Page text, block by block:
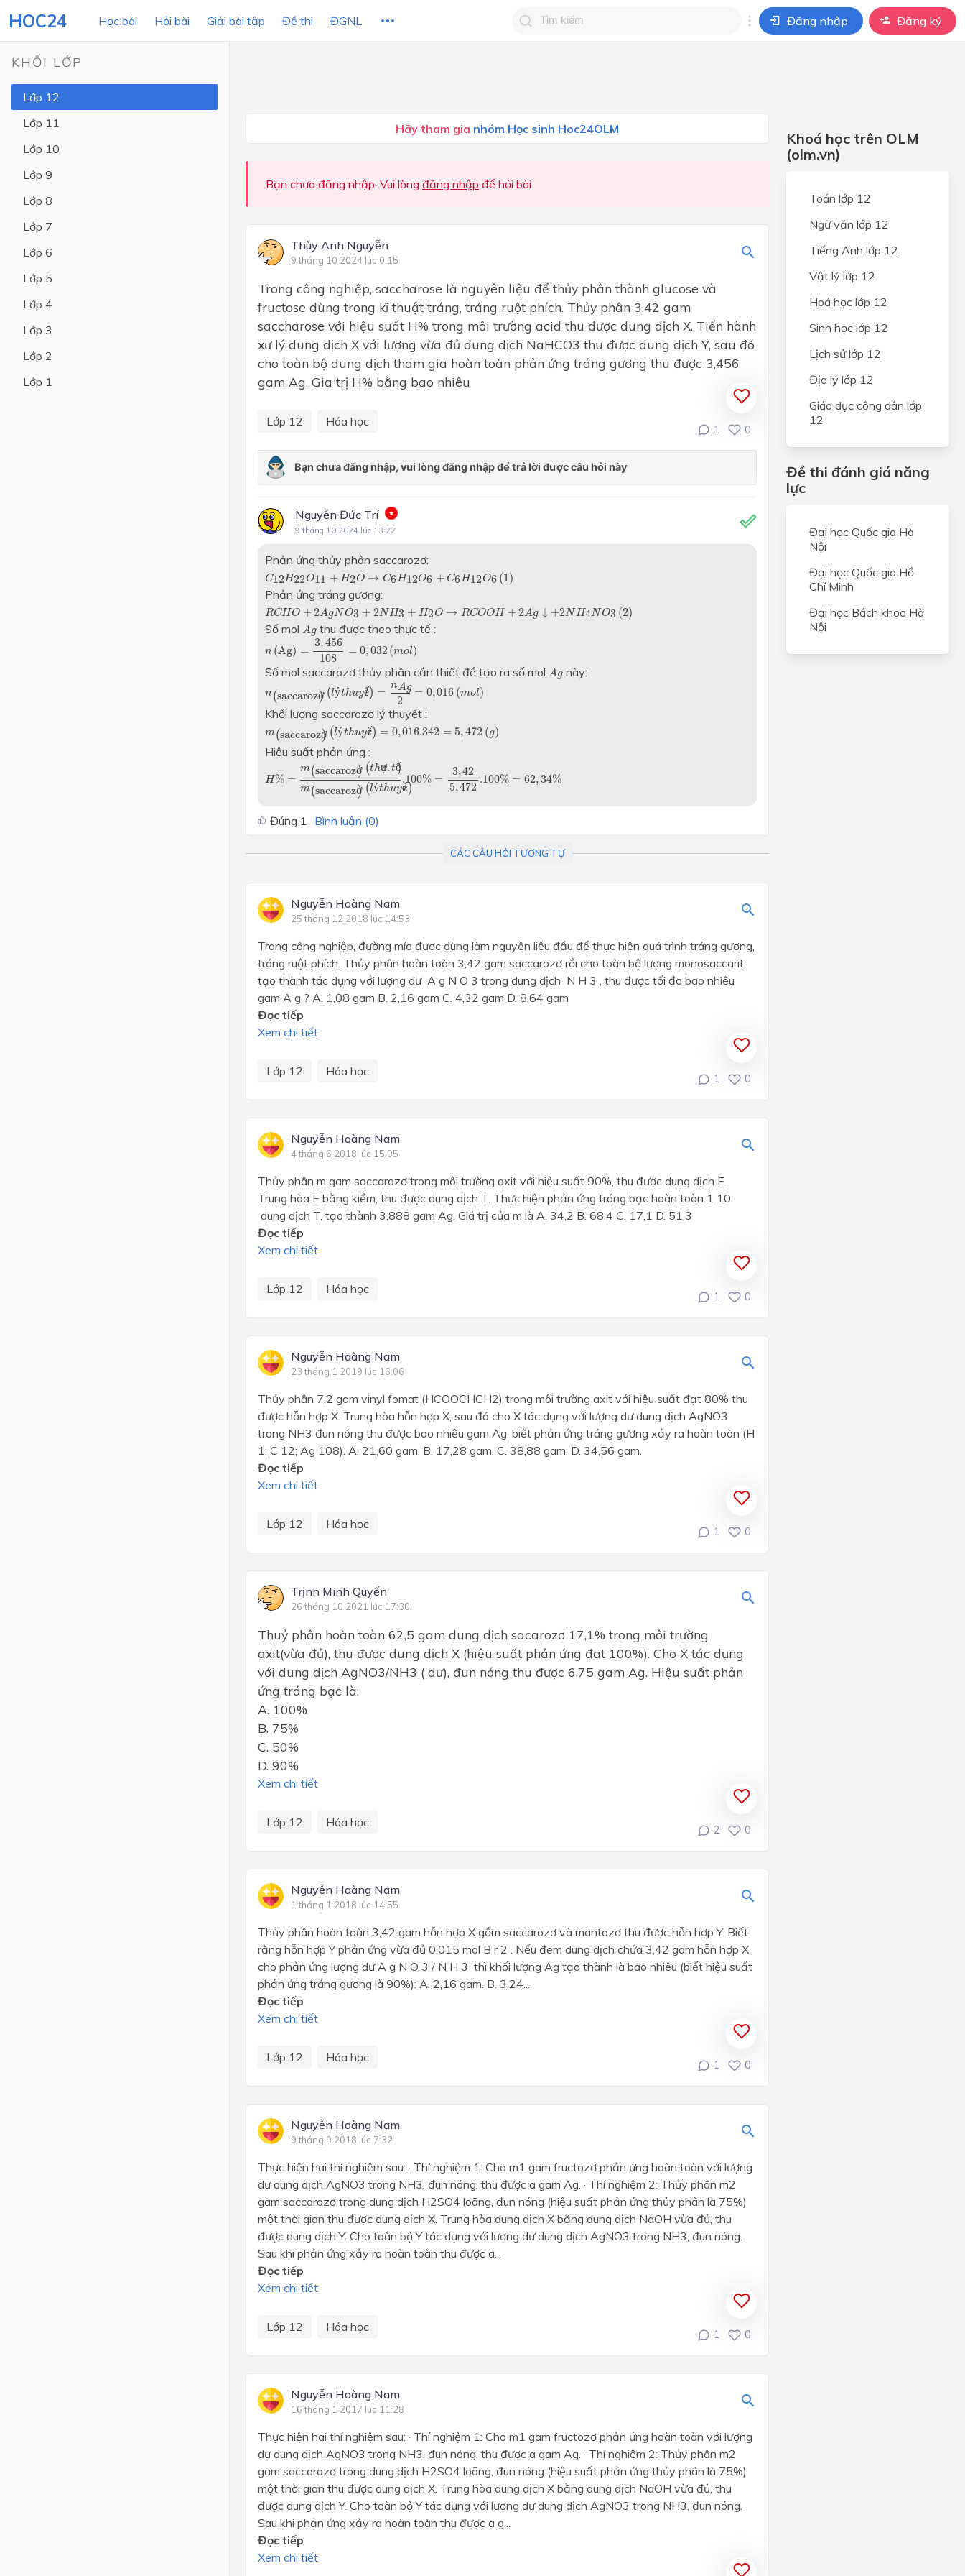
HOC24 Học bài Hỏi bài Giải bài tập Đề thi ĐGNL Đăng nhập Đăng ký
KHỐI LỚP
Lớp 12
Lớp 11
Lớp 10
Lớp 9
Lớp 8
Lớp 7
Lớp 6
Lớp 5
Lớp 4
Lớp 3
Lớp 2
Lớp 1
Hãy tham gia nhóm Học sinh Hoc24OLM
Bạn chưa đăng nhập. Vui lòng đăng nhập để hỏi bài
Thùy Anh Nguyễn
9 tháng 10 2024 lúc 0:15
Trong công nghiệp, saccharose là nguyên liệu để thủy phân thành glucose và
fructose dùng trong kĩ thuật tráng, tráng ruột phích. Thủy phân 3,42 gam
saccharose với hiệu suất H% trong môi trường acid thu được dung dịch X. Tiến hành
xư lý dung dịch X với lượng vừa đủ dung dịch NaHCO3 thu được dung dịch Y, sau đó
cho toàn bộ dung dịch tham gia hoàn toàn phản ứng tráng gương thu được 3,456
gam Ag. Gia trị H% bằng bao nhiêu
Lớp 12 Hóa học
1 0
Nguyễn Đức Trí
9 tháng 10 2024 lúc 13:22
Phản ứng thủy phân saccarozơ:
C12H22O11 + H2O → C6 H12O6 + C6 H12O6 (1)
C12H22O 11 + H2 O→C 6H12O6+ C 6H 12 O 6(1)
Phản ứng tráng gương:
RCHO +2A gNO3 + 2N H3 + H2O → RCOOH +2A g ↓ +2N H4NO3 (2)
RCHO+ 2 A g O3+ NH3+H 2 O→ RC O OH+2Ag↓ + 2 N 4 N O3( 2)
Số mol A g
A thu được theo thực tế :
n (Ag) =
3,456
108
= 0,032(mol)
n (Ag)= 3,456108= 0 ,032 mol)
Số mol saccarozơ thủy phân cần thiết để tạo ra số mol Ag
A này:
n (saccarozơ
) (lý
. thuyế
t) =
nAg
2
= 0,016 (mol)
n (saccarozơ)( ý.th uyết =nAg 2=0 016( mo )
Khối lượng saccarozơ lý thuyết :
m(saccarozơ
) (lý
. thuyế
t) = 0,016.342 = 5,472 (g)
saccarozơ )(lý . t yế t =0 016.342 5 472 ( g)
Hiệu suất phản ứng :
H% =
m(saccarozơ
) (thự
c. tế
)
m(saccarozơ
) (lý
.thuyế
t)
.100% =
3,42
5,472
.100% = 62,34%
H%= m(saccarozơ )(th ự c. ế)
Đúng 1 Bình luận (0)
CÁC CÂU HỎI TƯƠNG TỰ
Nguyễn Hoàng Nam
25 tháng 12 2018 lúc 14:53
Trong công nghiệp, đường mía được dùng làm nguyên liệu đầu để thực hiện quá trình tráng gương,
tráng ruột phích. Thủy phân hoàn toàn 3,42 gam saccarozơ rồi cho toàn bộ lượng monosaccarit
tạo thành tác dụng với lượng dư A g N O 3 trong dung dịch N H 3 , thu được tối đa bao nhiêu
gam A g ? A. 1,08 gam B. 2,16 gam C. 4,32 gam D. 8,64 gam
Đọc tiếp
Xem chi tiết
Lớp 12 Hóa học
1 0
Nguyễn Hoàng Nam
4 tháng 6 2018 lúc 15:05
Thủy phân m gam saccarozơ trong môi trường axit với hiệu suất 90%, thu được dung dịch E.
Trung hòa E bằng kiềm, thu được dung dịch T. Thực hiện phản ứng tráng bạc hoàn toàn 1 10
dung dịch T, tạo thành 3,888 gam Ag. Giá trị của m là A. 34,2 B. 68,4 C. 17,1 D. 51,3
Đọc tiếp
Xem chi tiết
Lớp 12 Hóa học
1 0
Nguyễn Hoàng Nam
23 tháng 1 2019 lúc 16:06
Thủy phân 7,2 gam vinyl fomat (HCOOCHCH2) trong môi trường axit với hiệu suất đạt 80% thu
được hỗn hợp X. Trung hòa hỗn hợp X, sau đó cho X tác dụng với lượng dư dung dịch AgNO3
trong NH3 đun nóng thu được bao nhiêu gam Ag, biết phản ứng tráng gương xảy ra hoàn toàn (H
1; C 12; Ag 108). A. 21,60 gam. B. 17,28 gam. C. 38,88 gam. D. 34,56 gam.
Đọc tiếp
Xem chi tiết
Lớp 12 Hóa học
1 0
Trịnh Minh Quyến
26 tháng 10 2021 lúc 17:30
Thuỷ phân hoàn toàn 62,5 gam dung dịch sacarozơ 17,1% trong môi trường
axit(vừa đủ), thu được dung dịch X (hiệu suất phản ứng đạt 100%). Cho X tác dụng
với dung dịch AgNO3/NH3 ( dư), đun nóng thu được 6,75 gam Ag. Hiệu suất phản
ứng tráng bạc là:
A. 100%
B. 75%
C. 50%
D. 90%
Xem chi tiết
Lớp 12 Hóa học
2 0
Nguyễn Hoàng Nam
1 tháng 1 2018 lúc 14:55
Thủy phân hoàn toàn 3,42 gam hỗn hợp X gồm saccarozơ và mantozơ thu được hỗn hợp Y. Biết
rằng hỗn hợp Y phản ứng vừa đủ 0,015 mol B r 2 . Nếu đem dung dịch chứa 3,42 gam hỗn hợp X
cho phản ứng lượng dư A g N O 3 / N H 3 thì khối lượng Ag tạo thành là bao nhiêu (biết hiệu suất
phản ứng tráng gương là 90%): A. 2,16 gam. B. 3,24...
Đọc tiếp
Xem chi tiết
Lớp 12 Hóa học
1 0
Nguyễn Hoàng Nam
9 tháng 9 2018 lúc 7:32
Thực hiện hai thí nghiệm sau: · Thí nghiệm 1: Cho m1 gam fructozơ phản ứng hoàn toàn với lượng
dư dung dịch AgNO3 trong NH3, đun nóng, thu được a gam Ag. · Thí nghiệm 2: Thủy phân m2
gam saccarozơ trong dung dịch H2SO4 loãng, đun nóng (hiệu suất phản ứng thủy phân là 75%)
một thời gian thu được dung dịch X. Trung hòa dung dịch X bằng dung dịch NaOH vừa đủ, thu
được dung dịch Y. Cho toàn bộ Y tác dụng với lượng dư dung dịch AgNO3 trong NH3, đun nóng.
Sau khi phản ứng xảy ra hoàn toàn thu được a...
Đọc tiếp
Xem chi tiết
Lớp 12 Hóa học
1 0
Nguyễn Hoàng Nam
16 tháng 1 2017 lúc 11:28
Thực hiện hai thí nghiệm sau: · Thí nghiệm 1: Cho m1 gam fructozơ phản ứng hoàn toàn với lượng
dư dung dịch AgNO3 trong NH3, đun nóng, thu được a gam Ag. · Thí nghiệm 2: Thủy phân m2
gam saccarozơ trong dung dịch H2SO4 loãng, đun nóng (hiệu suất phản ứng thủy phân là 75%)
một thời gian thu được dung dịch X. Trung hòa dung dịch X bằng dung dịch NaOH vừa đủ, thu
được dung dịch Y. Cho toàn bộ Y tác dụng với lượng dư dung dịch AgNO3 trong NH3, đun nóng.
Sau khi phản ứng xảy ra hoàn toàn thu được a g...
Đọc tiếp
Xem chi tiết
Khoá học trên OLM
(olm.vn)
Toán lớp 12
Ngữ văn lớp 12
Tiếng Anh lớp 12
Vật lý lớp 12
Hoá học lớp 12
Sinh học lớp 12
Lịch sử lớp 12
Địa lý lớp 12
Giáo dục công dân lớp
12
Đề thi đánh giá năng
lực
Đại học Quốc gia Hà
Nội
Đại học Quốc gia Hồ
Chí Minh
Đại học Bách khoa Hà
Nội